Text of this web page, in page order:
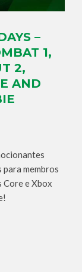
–
1,
2,
AND
membros
Core e Xbox